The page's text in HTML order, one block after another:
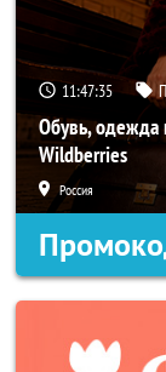
11:47:33
Обувь, одежда
Wildberries
Россия